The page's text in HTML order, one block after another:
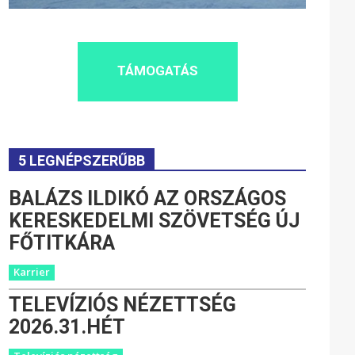
TÁMOGATÁS
5 LEGNÉPSZERŰBB
BALÁZS ILDIKÓ AZ ORSZÁGOS
KERESKEDELMI SZÖVETSÉG ÚJ
FŐTITKÁRA
Karrier
TELEVÍZIÓS NÉZETTSÉG
2026.31.HÉT